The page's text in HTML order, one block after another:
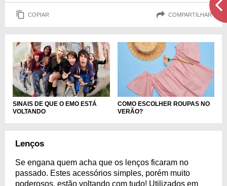
COPIAR COMPARTILHAR
SINAIS DE QUE O EMO ESTÁ
VOLTANDO
COMO ESCOLHER ROUPAS NO
VERÃO?
Lenços
Se engana quem acha que os lenços ficaram no
passado. Estes acessórios simples, porém muito
poderosos, estão voltando com tudo! Utilizados em